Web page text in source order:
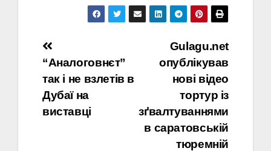
Навігація
записів
Gulagu.net
опублікував
нові відео
тортур із
зґвалтуваннями
в саратовській
тюремній
“Аналоговнєт”
так і не взлетів в
Дубаї на
виставці